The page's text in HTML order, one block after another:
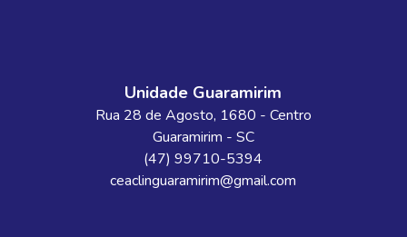
Unidade Guaramirim
Rua 28 de Agosto, 1680 - Centro
Guaramirim - SC
(47) 99710-5394
ceaclinguaramirim@gmail.com